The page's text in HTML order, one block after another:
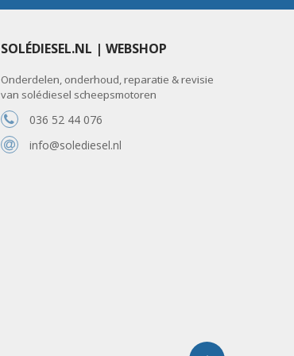
SOLÉDIESEL.NL | WEBSHOP
Onderdelen, onderhoud, reparatie & revisie
van solédiesel scheepsmotoren
036 52 44 076
info@solediesel.nl